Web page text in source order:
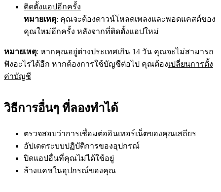
ติดตั้งแอปอีกครั้ง
หมายเหตุ: คุณจะต้องดาวน์โหลดเพลงและพอดแคสต์ของ
คุณใหม่อีกครั้ง หลังจากที่ติดตั้งแอปใหม่
หมายเหตุ: หากคุณอยู่ต่างประเทศเกิน 14 วัน คุณจะไม่สามารถ
ฟังอะไรได้อีก หากต้องการใช้บัญชีต่อไป คุณต้องเปลี่ยนการตั้ง
ค่าบัญชี
วิธีการอื่นๆ ที่ลองทำได้
ตรวจสอบว่าการเชื่อมต่ออินเทอร์เน็ตของคุณเสถียร
อัปเดตระบบปฏิบัติการของอุปกรณ์
ปิดแอปอื่นที่คุณไม่ได้ใช้อยู่
ล้างแคชในอุปกรณ์ของคุณ